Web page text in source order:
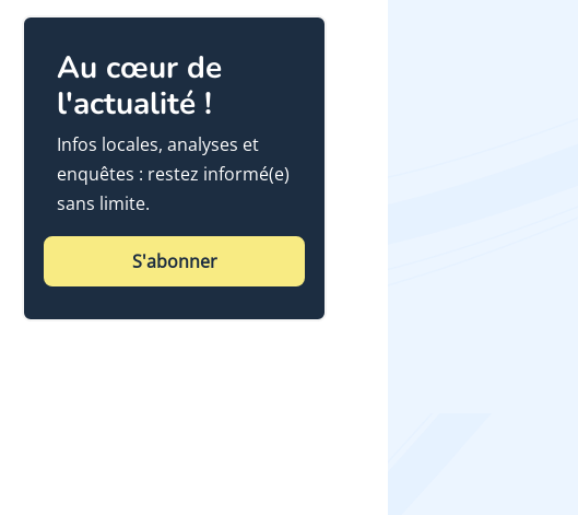
Au cœur de
l'actualité !
Infos locales, analyses et
enquêtes : restez informé(e)
sans limite.
S'abonner